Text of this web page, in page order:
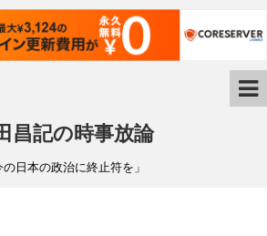
昌記の時事放論
の日本の政治に終止符を」